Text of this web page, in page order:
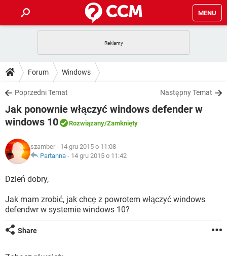
MENU
GRY
SPOTIFY
INSTAGRAM FACEBOOK
WINDOWS 10
PORADY
PlayStation
SPOTIFY
WINDOWS 10
DO POBRANIA
ANDROID TIKTOK
GRY WHATSAPP
IOS
INSTAGRAM
WINDOWS 10
FORUM
GRY WHATSAPP
WINDOWS 10
ARTYKUŁY
COVID-19
GRY
SPOTIFY NETFLIX
INSTAGRAM FACEBOOK
WINDOWS 10
Forum Windows
Poprzedni Temat Następny Temat
Jak ponownie włączyć windows defender w
windows 10
Rozwiązany/Zamknięty
szamber - 14 gru 2015 o 11:08
Partanna - 14 gru 2015 o 11:42
Dzień dobry,
Jak mam zrobić, jak chcę z powrotem włączyć windows
defendwr w systemie windows 10?
Share